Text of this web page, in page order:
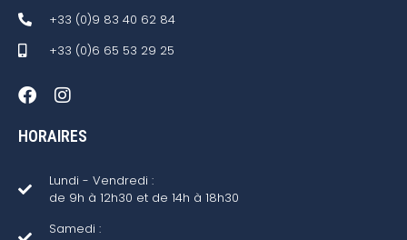
+33 (0)9 83 40 62 84
+33 (0)6 65 53 29 25
HORAIRES
Lundi - Vendredi :
de 9h à 12h30 et de 14h à 18h30
Samedi :